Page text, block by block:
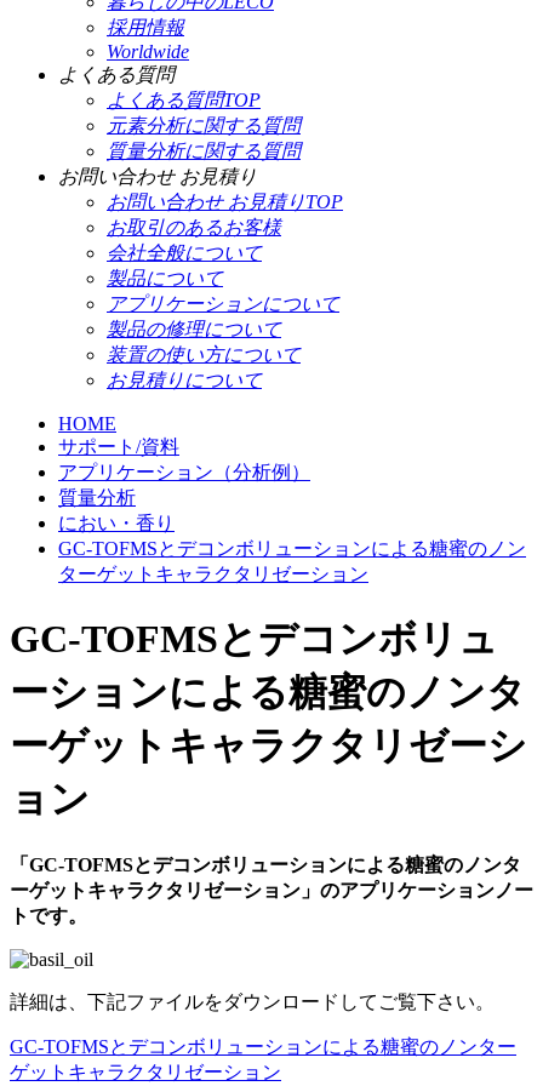
採用情報
Worldwide
よくある質問
よくある質問TOP
元素分析に関する質問
質量分析に関する質問
お問い合わせ お見積り
お問い合わせ お見積りTOP
お取引のあるお客様
会社全般について
製品について
アプリケーションについて
製品の修理について
装置の使い方について
お見積りについて
HOME
サポート/資料
アプリケーション（分析例）
質量分析
におい・香り
GC-TOFMSとデコンボリューションによる糖蜜のノン
ターゲットキャラクタリゼーション
GC-TOFMSとデコンボリュ
ーションによる糖蜜のノンタ
ーゲットキャラクタリゼーシ
ョン
「GC-TOFMSとデコンボリューションによる糖蜜のノンタ
ーゲットキャラクタリゼーション」のアプリケーションノー
トです。
詳細は、下記ファイルをダウンロードしてご覧下さい。
GC-TOFMSとデコンボリューションによる糖蜜のノンター
ゲットキャラクタリゼーション